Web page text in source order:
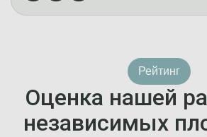
Рейтинг
Оценка нашей
независимых